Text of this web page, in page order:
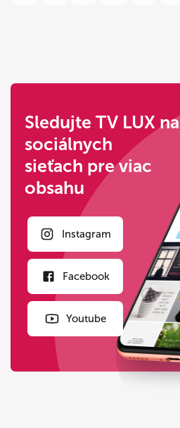
Sledujte TV LUX na
sociálnych
sieťach pre viac
obsahu
Instagram
Facebook
Youtube